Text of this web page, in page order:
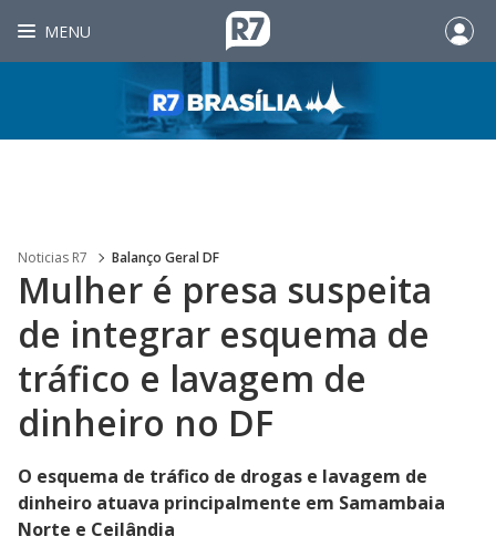
MENU
Noticias R7 Balanço Geral DF
Mulher é presa suspeita
de integrar esquema de
tráfico e lavagem de
dinheiro no DF
O esquema de tráfico de drogas e lavagem de
dinheiro atuava principalmente em Samambaia
Norte e Ceilândia